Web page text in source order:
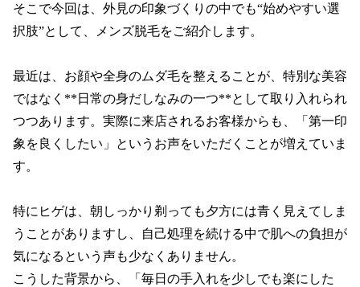
そこで今回は、外見の印象づくりの中でも“始めやすい選
択肢”として、メンズ脱毛をご紹介します。
最近は、お顔や全身のムダ毛を整えることが、特別な美容
ではなく**日常の身だしなみの一つ**として取り入れられ
つつあります。実際に来店されるお客様からも、「第一印
象を良くしたい」というお声をいただくことが増えていま
す。
特にヒゲは、朝しっかり剃っても夕方には青く見えてしま
うことがありますし、自己処理を続ける中で肌への負担が
気になるという声も少なくありません。
こうした背景から、「毎日の手入れを少しでも楽にした